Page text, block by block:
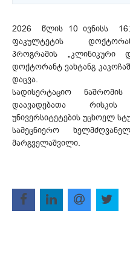
2026 წლის 10 ივნისს
ფაკულტეტის
პროგრამის „კლინიკური
დოქტორანტ ვახტანგ
დაცვა.
სადისერტაციო
დაავადებათა
უნივერსიტეტების უცხოელ
სამეცნიერო
მარგველაშვილი.